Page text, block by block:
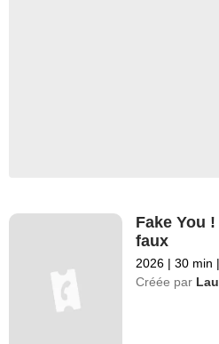
Fake You
faux
2026 | 30 min |
Créée par